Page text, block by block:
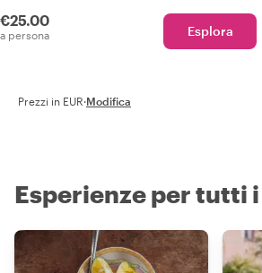
€25.00
a persona Esplora
Prezzi in EUR·Modifica
Esperienze per tutti